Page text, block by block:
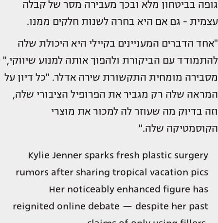
גופה בביטחון מלא ובכך מעבירה מסר של קבלה
עצמית - גם אם היא בחרה לשנות חלקים ממנו.
"אחד הדברים המעניינים בקיילי היא היכולת שלה
להתמודד עם הביקורת ולהפוך אותה למנוע שיווקי,"
מסבירה מומחית התקשורת שירה אדלר. "כל דיון על
המראה שלה רק מגביר את הפרופיל הציבורי שלה,
וזה בדיוק מה שעוזר לה למכור את מוצרי
הקוסמטיקה שלה."
Kylie Jenner sparks fresh plastic surgery
rumors after sharing tropical vacation pics
Her noticeably enhanced figure has
reignited online debate — despite her past